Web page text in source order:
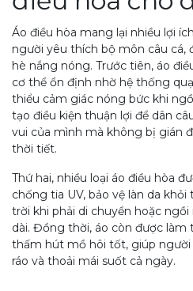
Áo điều hòa mang lại nhiều lợi
người yêu thích bộ môn câu
hè nắng nóng. Trước tiên, áo
cơ thể ổn định nhờ hệ thống
thiểu cảm giác nóng bức khi
tạo điều kiện thuận lợi để dân
vui của mình mà không bị gián
thời tiết.
Thứ hai, nhiều loại áo điều hòa
chống tia UV, bảo vệ làn da
trời khi phải di chuyển hoặc
dài. Đồng thời, áo còn được làm
thấm hút mồ hôi tốt, giúp
ráo và thoải mái suốt cả ngày.